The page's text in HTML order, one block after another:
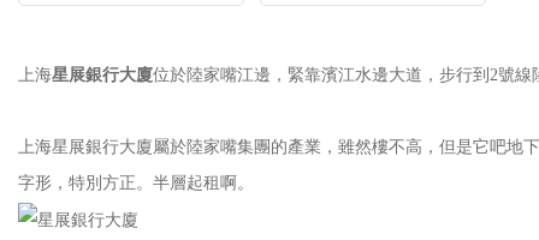
上海星展銀行大廈位於陸家嘴江邊，緊靠濱江水邊大道，步行到2號
上海星展銀行大廈屬於陸家嘴集團的產業，雖然樓不高，但是它吧地
字形，特別方正。半層起租啊。